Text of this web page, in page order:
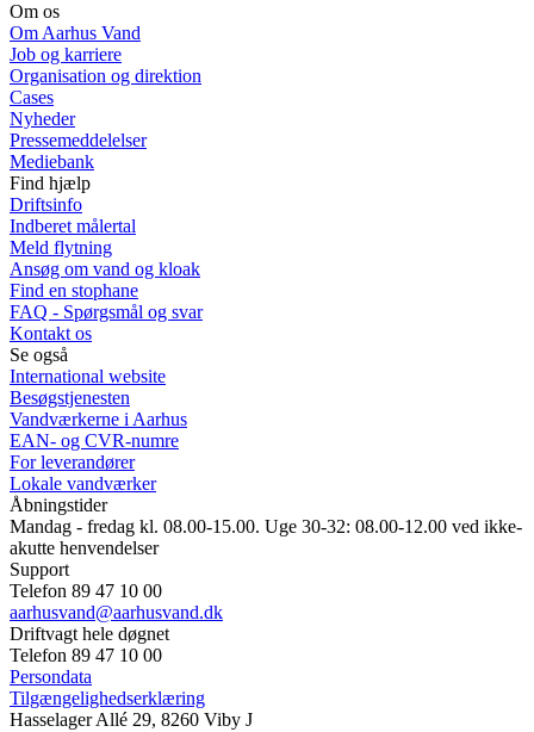
Om os
Om Aarhus Vand
Job og karriere
Organisation og direktion
Cases
Nyheder
Pressemeddelelser
Mediebank
Find hjælp
Driftsinfo
Indberet målertal
Meld flytning
Ansøg om vand og kloak
Find en stophane
FAQ - Spørgsmål og svar
Kontakt os
Se også
International website
Besøgstjenesten
Vandværkerne i Aarhus
EAN- og CVR-numre
For leverandører
Lokale vandværker
Åbningstider
Mandag - fredag kl. 08.00-15.00. Uge 30-32: 08.00-12.00 ved ikke-
akutte henvendelser
Support
Telefon 89 47 10 00
aarhusvand@aarhusvand.dk
Driftvagt hele døgnet
Telefon 89 47 10 00
Persondata
Tilgængelighedserklæring
Hasselager Allé 29, 8260 Viby J